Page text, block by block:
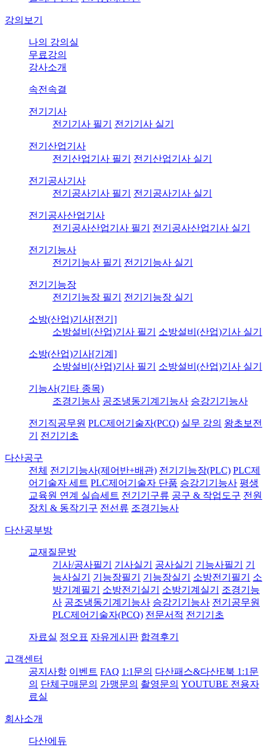
강의보기
나의 강의실
무료강의
강사소개
속전속결
전기기사
전기기사 필기
전기기사 실기
전기산업기사
전기산업기사 필기
전기산업기사 실기
전기공사기사
전기공사기사 필기
전기공사기사 실기
전기공사산업기사
전기공사산업기사 필기
전기공사산업기사 실기
전기기능사
전기기능사 필기
전기기능사 실기
전기기능장
전기기능장 필기
전기기능장 실기
소방(산업)기사[전기]
소방설비(산업)기사 필기
소방설비(산업)기사 실기
소방(산업)기사[기계]
소방설비(산업)기사 필기
소방설비(산업)기사 실기
기능사(기타 종목)
조경기능사 공조냉동기계기능사 승강기기능사
전기직공무원 PLC제어기술자(PCQ) 실무 강의 왕초보전
기
전기기초
다산공구
전체 전기기능사(제어반+배관) 전기기능장(PLC) PLC제
어기술자 세트 PLC제어기술자 단품 승강기기능사 평생
교육원 연계 실습세트 전기기구류 공구 & 작업도구 전원
장치 & 동작기구 전선류 조경기능사
다산공부방
교재질문방
기사/공사필기
기사실기 공사실기 기능사필기
기
능사실기
기능장필기 기능장실기 소방전기필기
소
방기계필기
소방전기실기 소방기계실기
조경기능
사 공조냉동기계기능사 승강기기능사 전기공무원
PLC제어기술자(PCQ) 전문서적 전기기초
자료실 정오표 자유게시판 합격후기
고객센터
공지사항 이벤트 FAQ 1:1문의 다산패스&다산E북 1:1문
의 단체구매문의 가맹문의 촬영문의 YOUTUBE 전용자
료실
회사소개
다산에듀